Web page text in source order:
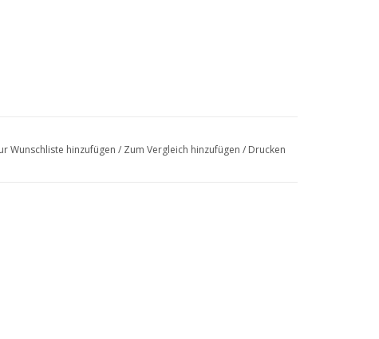
Wunschliste hinzufügen / Zum Vergleich hinzufügen / Drucken